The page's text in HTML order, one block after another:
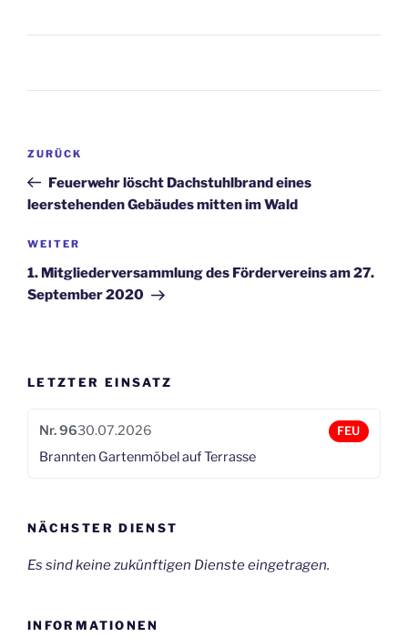
Beitragsnavigation
Vorheriger
Beitrag
ZURÜCK
Feuerwehr löscht Dachstuhlbrand eines
leerstehenden Gebäudes mitten im Wald
Nächster
Beitrag
WEITER
1. Mitgliederversammlung des Fördervereins am 27.
September 2020
LETZTER EINSATZ
Nr. 9630.07.2026 FEU
Brannten Gartenmöbel auf Terrasse
NÄCHSTER DIENST
Es sind keine zukünftigen Dienste eingetragen.
INFORMATIONEN